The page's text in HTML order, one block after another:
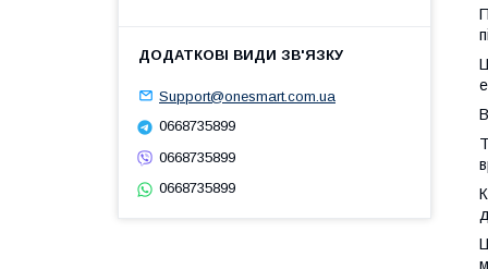
Support@onesmart.com.ua
0668735899
0668735899
0668735899